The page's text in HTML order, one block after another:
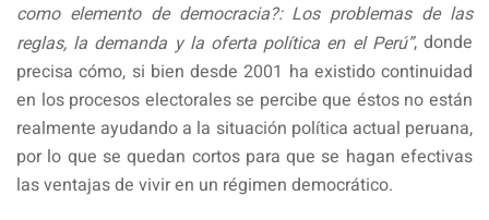
como elemento de democracia?: Los problemas de las
reglas, la demanda y la oferta política en el Perú”, donde
precisa cómo, si bien desde 2001 ha existido continuidad
en los procesos electorales se percibe que éstos no están
realmente ayudando a la situación política actual peruana,
por lo que se quedan cortos para que se hagan efectivas
las ventajas de vivir en un régimen democrático.